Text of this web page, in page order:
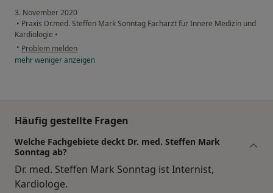
3. November 2020
• Praxis Dr.med. Steffen Mark Sonntag Facharzt für Innere Medizin und
Kardiologie •
• Problem melden
mehrwenigeranzeigen
Häufig gestellte Fragen
Welche Fachgebiete deckt Dr. med. Steffen Mark
Sonntag ab?
Dr. med. Steffen Mark Sonntag ist Internist,
Kardiologe.